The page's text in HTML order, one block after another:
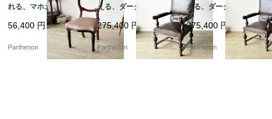
れる、マホガニーアン
ティークバルーンチェ
ア 張替え済み【c347
-1】
56,400 円
Parthenon
える、ダークブラウン
本革張りの重厚なクラ
シックアームチェア【d
s23-7】
275,400 円
Parthenon
える、ダークブラウン
本革張りの重厚なクラ
シックアームチェア【d
s23-8】
275,400 円
Parthenon